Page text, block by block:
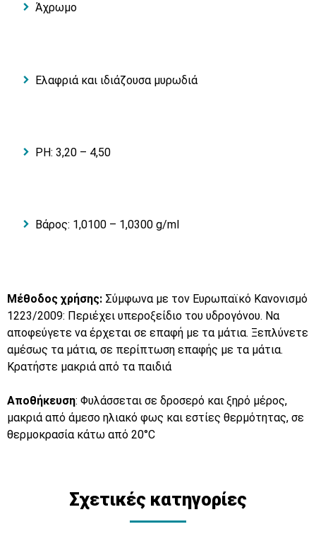
Άχρωμο
Ελαφριά και ιδιάζουσα μυρωδιά
PH: 3,20 – 4,50
Βάρος: 1,0100 – 1,0300 g/ml
Μέθοδος χρήσης: Σύμφωνα με τον Ευρωπαϊκό Κανονισμό
1223/2009: Περιέχει υπεροξείδιο του υδρογόνου. Να
αποφεύγετε να έρχεται σε επαφή με τα μάτια. Ξεπλύνετε
αμέσως τα μάτια, σε περίπτωση επαφής με τα μάτια.
Κρατήστε μακριά από τα παιδιά
Αποθήκευση: Φυλάσσεται σε δροσερό και ξηρό μέρος,
μακριά από άμεσο ηλιακό φως και εστίες θερμότητας, σε
θερμοκρασία κάτω από 20°C
Σχετικές κατηγορίες